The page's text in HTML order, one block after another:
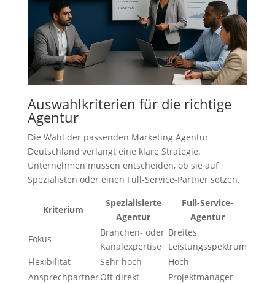
Auswahlkriterien für die richtige
Agentur
Die Wahl der passenden Marketing Agentur
Deutschland verlangt eine klare Strategie.
Unternehmen müssen entscheiden, ob sie auf
Spezialisten oder einen Full-Service-Partner setzen.
Kriterium
Spezialisierte
Agentur
Full-Service-
Agentur
Fokus
Branchen- oder
Kanalexpertise
Breites
Leistungsspektrum
Flexibilität
Sehr hoch
Hoch
AnsprechpartnerOft direkt
Projektmanager